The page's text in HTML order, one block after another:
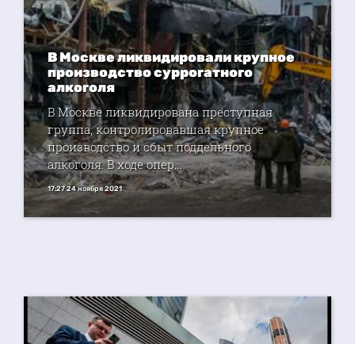
В Москве ликвидировали крупное
производство суррогатного
алкоголя
В Москве ликвидирована преступная
группа, контролировавшая крупное
производство и сбыт поддельного
алкоголя. В ходе опер...
17:27 24 ноября 2021